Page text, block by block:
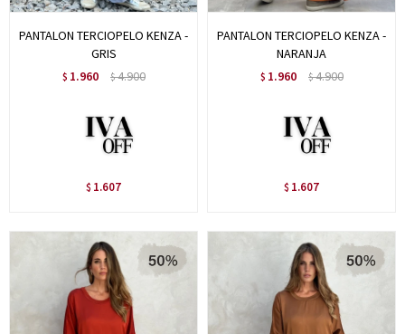
PANTALON TERCIOPELO KENZA -
GRIS
$ 1.960 $4.900
$ 1.607
PANTALON TERCIOPELO KENZA -
NARANJA
$ 1.960 $4.900
$ 1.607